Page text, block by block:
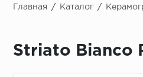
Главная / Каталог /
Striato Bianco